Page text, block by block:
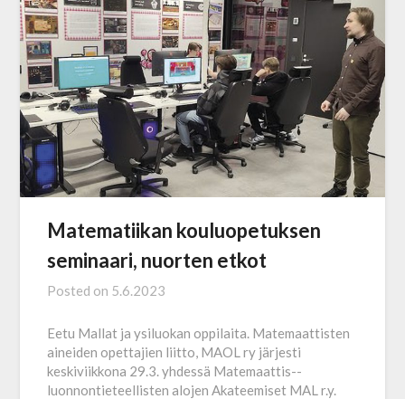
Matematiikan kouluopetuksen
seminaari, nuorten etkot
Posted on 5.6.2023
Eetu Mallat ja ysiluokan oppilaita. Matemaattisten
aineiden opettajien liitto, MAOL ry järjesti
keskiviikkona 29.3. yhdessä Matemaattis-­
luonnontieteellisten alojen Akateemiset MAL r.y.